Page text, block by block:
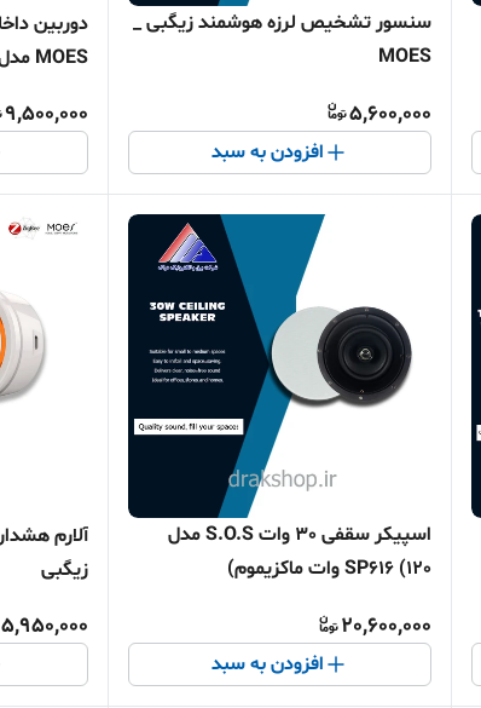
سنسور تشخیص لرزه هوشمند زیگبی _
MOES
5,600,000
افزودن به سبد
9,500,000
اسپیکر سقفی 30 وات S.O.S مدل
SP616 (120 وات ماکزیموم)
20,600,000
افزودن به سبد
زیگبی
5,950,000